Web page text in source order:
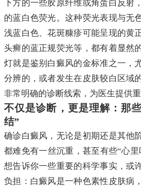
下方的一些胶原纤维或角蛋白反射
的蓝白色荧光。这种荧光表现与无
浅蓝白色、花斑糠疹可能呈现的黄
头癣的蓝正规荧光等，都有着显然
灯就是鉴别白癜风的金标准之一，
分辨的，或者发生在皮肤较白区域
非常明确的诊断线索，为医生提供重
不仅是诊断，更是理解：那
结”
确诊白癜风，无论是初期还是其他
都难免有一丝沉重，甚至有些“心
想告诉你一些重要的科学事实，或
负担：白癜风是一种色素性皮肤病